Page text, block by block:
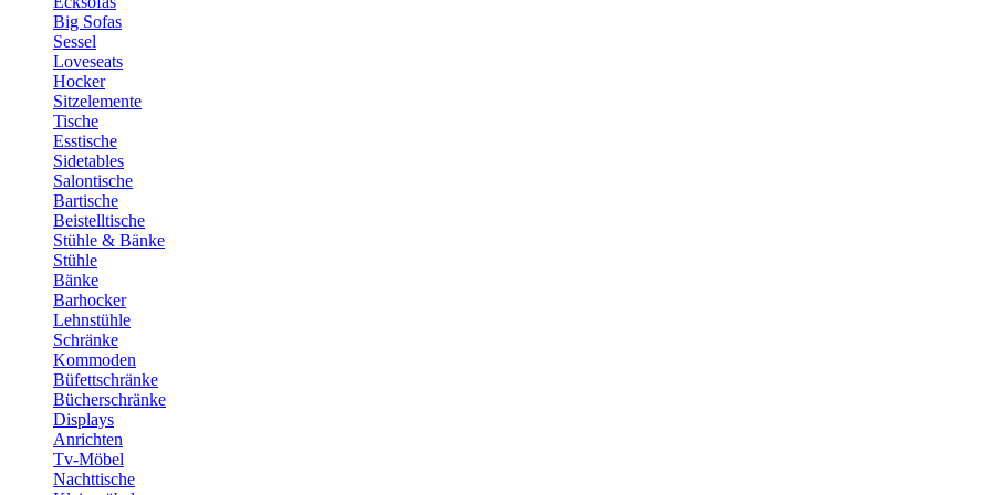
Big Sofas
Sessel
Loveseats
Hocker
Sitzelemente
Tische
Esstische
Sidetables
Salontische
Bartische
Beistelltische
Stühle & Bänke
Stühle
Bänke
Barhocker
Lehnstühle
Schränke
Kommoden
Büfettschränke
Bücherschränke
Displays
Anrichten
Tv-Möbel
Nachttische